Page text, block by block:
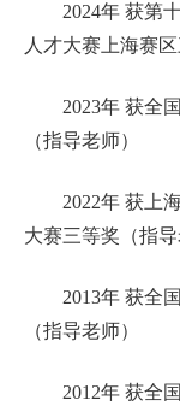
2024年 获第
人才大赛上海赛
2023年 获全
（指导老师）
2022年 获上
大赛三等奖（指导
2013年 获全
（指导老师）
2012年 获全